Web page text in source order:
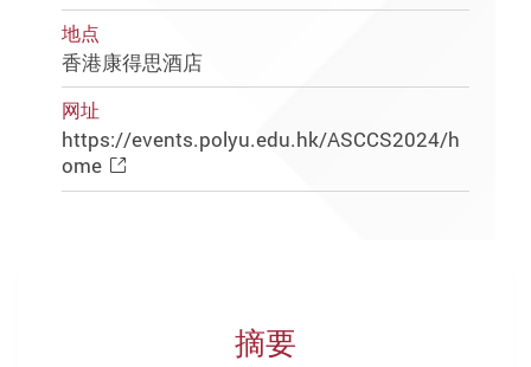
地点
香港康得思酒店
网址
https://events.polyu.edu.hk/ASCCS2024/h
ome
摘要